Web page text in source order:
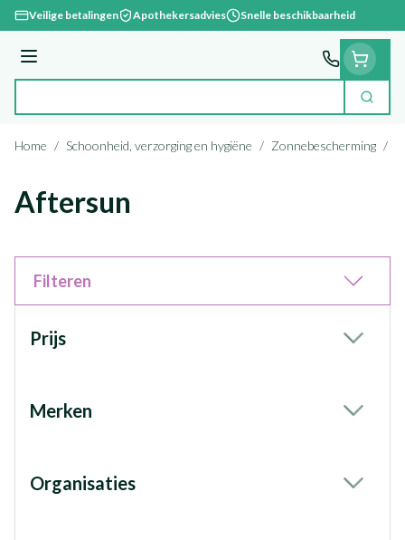
Ga naar de inhoud
Veilige betalingen Apothekersadvies Snelle beschikbaarheid
Menu
Zoek
Home / Schoonheid, verzorging en hygiëne / Zonnebescherming /
Aftersun
Filteren
Prijs
Merken
Organisaties